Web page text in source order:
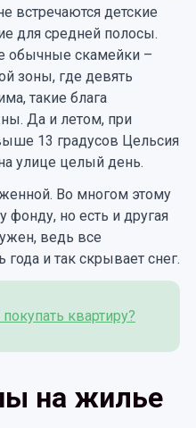
встречаются детские
для средней полосы.
обычные скамейки –
зоны, где девять
такие блага
Да и летом, при
13 градусов Цельсия
улице целый день.
Во многом этому
фонду, но есть и другая
ведь все
и так скрывает снег.
квартиру?
на жилье